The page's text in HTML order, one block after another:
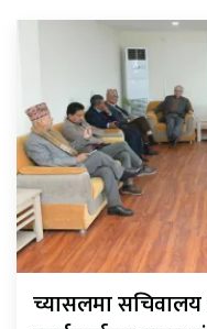
च्यासलमा